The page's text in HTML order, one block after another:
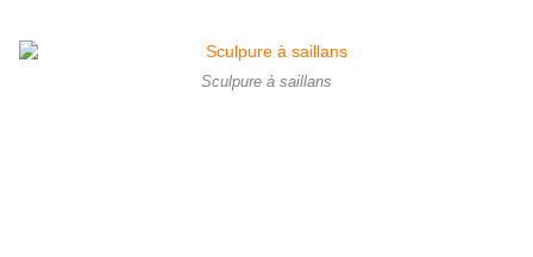
Sculpure à saillans